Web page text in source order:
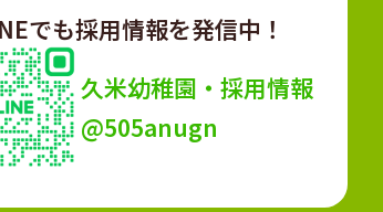
でも採用情報を発信中！
久米幼稚園・採用情報
@505anugn